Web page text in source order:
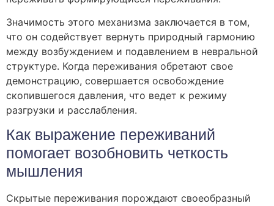
Значимость этого механизма заключается в том,
что он содействует вернуть природный гармонию
между возбуждением и подавлением в невральной
структуре. Когда переживания обретают свое
демонстрацию, совершается освобождение
скопившегося давления, что ведет к режиму
разгрузки и расслабления.
Как выражение переживаний
помогает возобновить четкость
мышления
Скрытые переживания порождают своеобразный